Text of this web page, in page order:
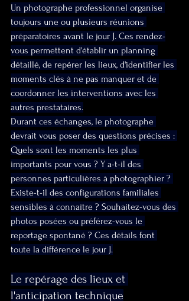
Un photographe professionnel organise
toujours une ou plusieurs réunions
préparatoires avant le jour J. Ces rendez-
vous permettent d'établir un planning
détaillé, de repérer les lieux, d'identifier les
moments clés à ne pas manquer et de
coordonner les interventions avec les
autres prestataires.
Durant ces échanges, le photographe
devrait vous poser des questions précises :
Quels sont les moments les plus
importants pour vous ? Y a-t-il des
personnes particulières à photographier ?
Existe-t-il des configurations familiales
sensibles à connaître ? Souhaitez-vous des
photos posées ou préférez-vous le
reportage spontané ? Ces détails font
toute la différence le jour J.
Le repérage des lieux et
l'anticipation technique